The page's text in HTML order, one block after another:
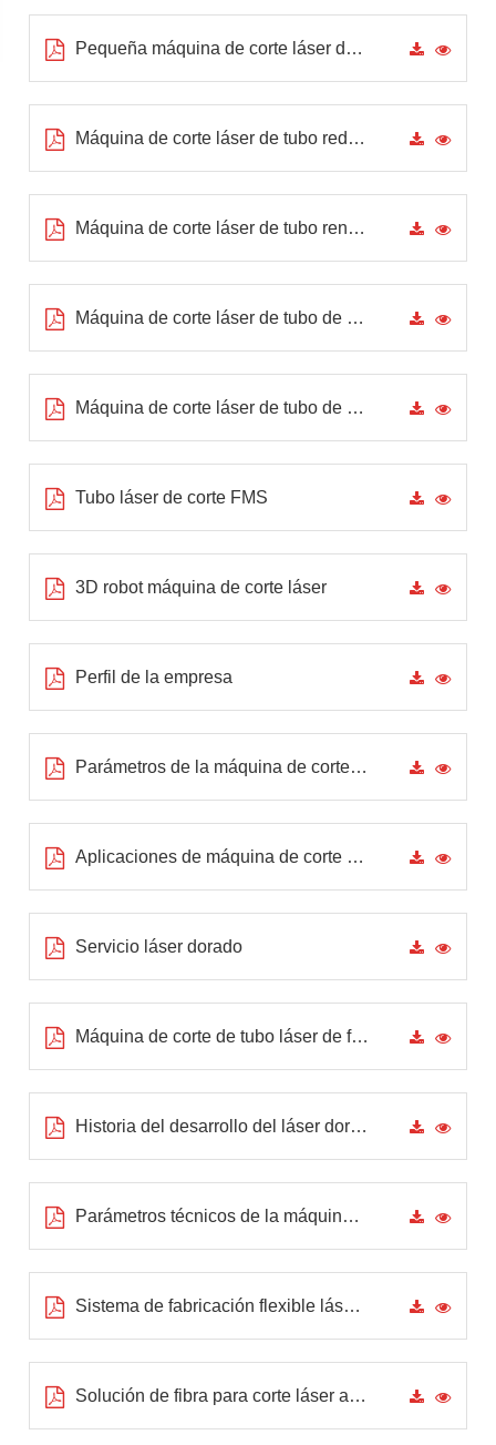
Pequeña máquina de corte láser de tubo
Máquina de corte láser de tubo redondo
Máquina de corte láser de tubo rentable
Máquina de corte láser de tubo de 5 ejes 3D
Máquina de corte láser de tubo de piezas terminadas
Tubo láser de corte FMS
3D robot máquina de corte láser
Perfil de la empresa
Parámetros de la máquina de corte láser de fibra
Aplicaciones de máquina de corte de tubo láser de fibra
Servicio láser dorado
Máquina de corte de tubo láser de fibra CNC de alta gama
Historia del desarrollo del láser dorado
Parámetros técnicos de la máquina de corte láser de tubo
Sistema de fabricación flexible láser de fibra para tubería de alimentos
Solución de fibra para corte láser accesorios de tubería automotriz